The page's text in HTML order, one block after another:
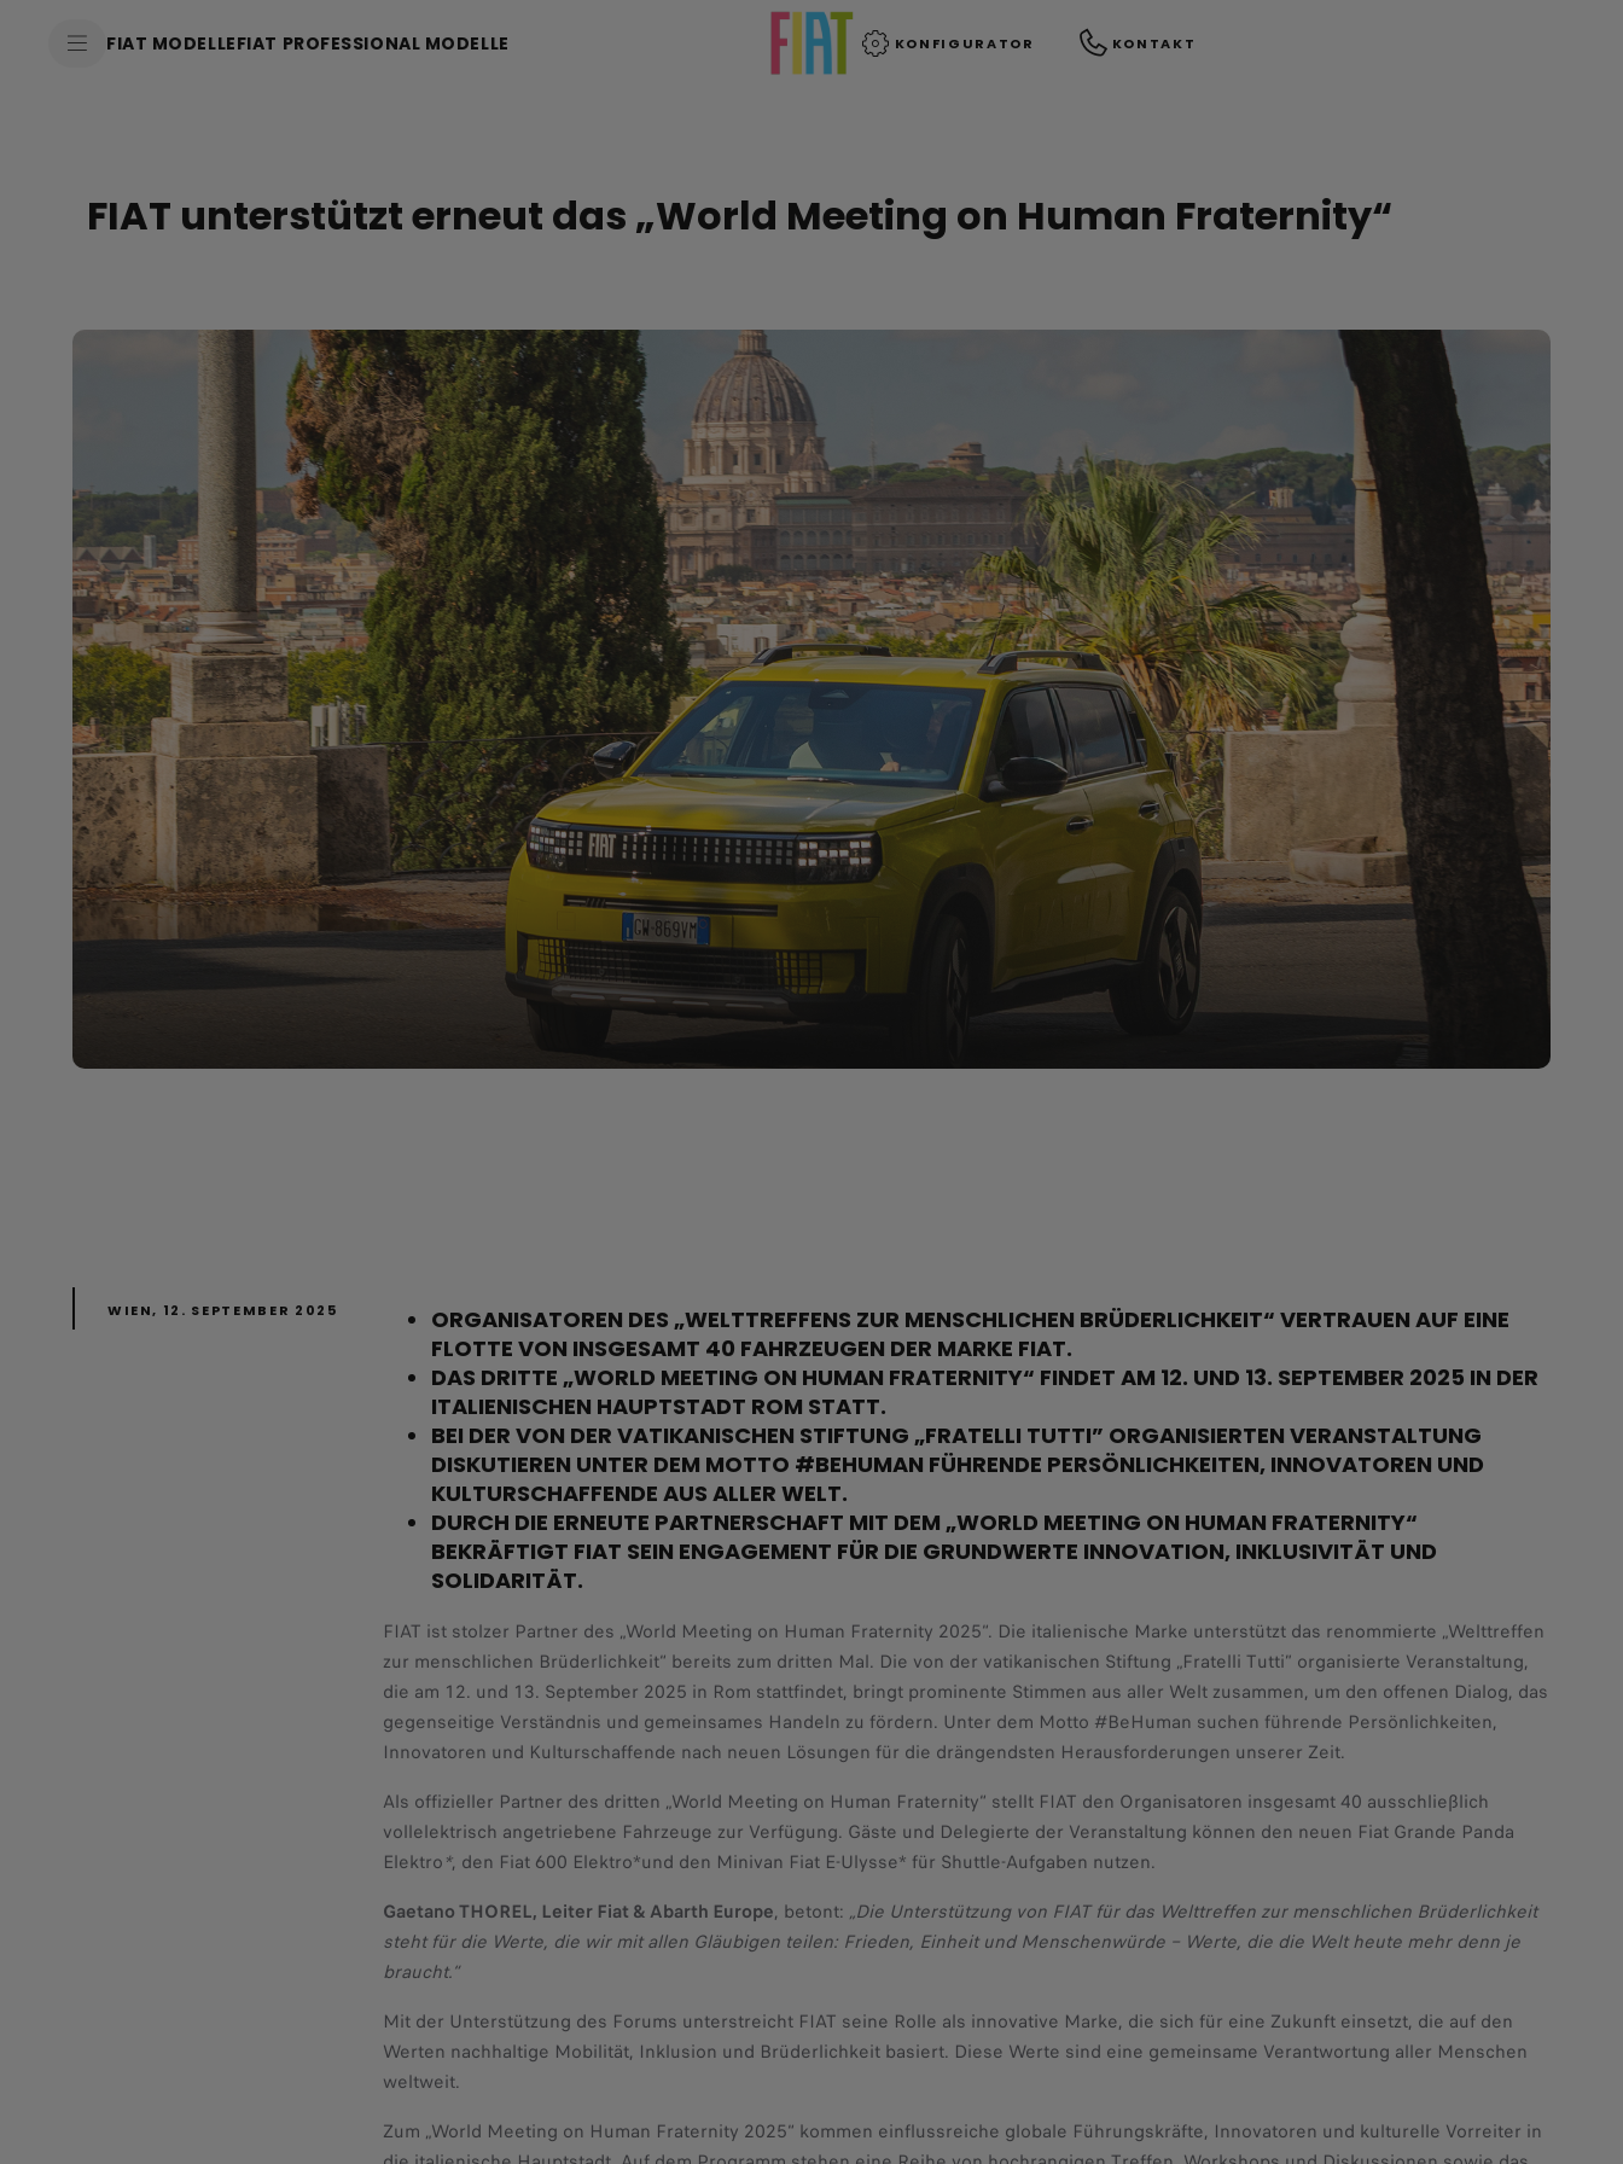
FIAT MODELLEFIAT PROFESSIONAL MODELLE KONFIGURATOR KONTAKT
FIAT unterstützt erneut das „World Meeting on Human Fraternity“
WIEN, 12. SEPTEMBER 2025
ORGANISATOREN DES „WELTTREFFENS ZUR MENSCHLICHEN BRÜDERLICHKEIT“ VERTRAUEN AUF EINE
FLOTTE VON INSGESAMT 40 FAHRZEUGEN DER MARKE FIAT.
DAS DRITTE „WORLD MEETING ON HUMAN FRATERNITY“ FINDET AM 12. UND 13. SEPTEMBER 2025 IN DER
ITALIENISCHEN HAUPTSTADT ROM STATT.
BEI DER VON DER VATIKANISCHEN STIFTUNG „FRATELLI TUTTI” ORGANISIERTEN VERANSTALTUNG
DISKUTIEREN UNTER DEM MOTTO #BEHUMAN FÜHRENDE PERSÖNLICHKEITEN, INNOVATOREN UND
KULTURSCHAFFENDE AUS ALLER WELT.
DURCH DIE ERNEUTE PARTNERSCHAFT MIT DEM „WORLD MEETING ON HUMAN FRATERNITY“
BEKRÄFTIGT FIAT SEIN ENGAGEMENT FÜR DIE GRUNDWERTE INNOVATION, INKLUSIVITÄT UND
SOLIDARITÄT.
FIAT ist stolzer Partner des „World Meeting on Human Fraternity 2025“. Die italienische Marke unterstützt das renommierte „Welttreffen
zur menschlichen Brüderlichkeit“ bereits zum dritten Mal. Die von der vatikanischen Stiftung „Fratelli Tutti” organisierte Veranstaltung,
die am 12. und 13. September 2025 in Rom stattfindet, bringt prominente Stimmen aus aller Welt zusammen, um den offenen Dialog, das
gegenseitige Verständnis und gemeinsames Handeln zu fördern. Unter dem Motto #BeHuman suchen führende Persönlichkeiten,
Innovatoren und Kulturschaffende nach neuen Lösungen für die drängendsten Herausforderungen unserer Zeit.
Als offizieller Partner des dritten „World Meeting on Human Fraternity“ stellt FIAT den Organisatoren insgesamt 40 ausschließlich
vollelektrisch angetriebene Fahrzeuge zur Verfügung. Gäste und Delegierte der Veranstaltung können den neuen Fiat Grande Panda
Elektro*, den Fiat 600 Elektro*und den Minivan Fiat E-Ulysse* für Shuttle-Aufgaben nutzen.
Gaetano THOREL, Leiter Fiat & Abarth Europe, betont: „Die Unterstützung von FIAT für das Welttreffen zur menschlichen Brüderlichkeit
steht für die Werte, die wir mit allen Gläubigen teilen: Frieden, Einheit und Menschenwürde – Werte, die die Welt heute mehr denn je
braucht.“
Mit der Unterstützung des Forums unterstreicht FIAT seine Rolle als innovative Marke, die sich für eine Zukunft einsetzt, die auf den
Werten nachhaltige Mobilität, Inklusion und Brüderlichkeit basiert. Diese Werte sind eine gemeinsame Verantwortung aller Menschen
weltweit.
Zum „World Meeting on Human Fraternity 2025“ kommen einflussreiche globale Führungskräfte, Innovatoren und kulturelle Vorreiter in